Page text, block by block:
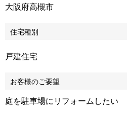
大阪府高槻市
住宅種別
戸建住宅
お客様のご要望
庭を駐車場にリフォームしたい